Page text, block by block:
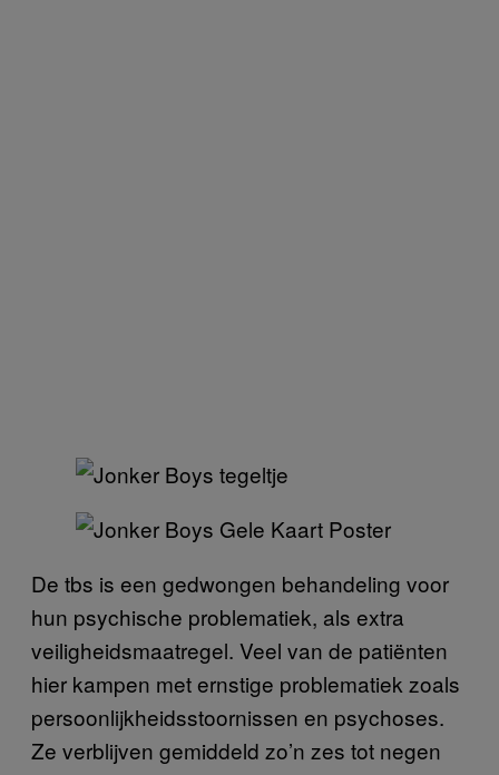
De tbs is een gedwongen behandeling voor
hun psychische problematiek, als extra
veiligheidsmaatregel. Veel van de patiënten
hier kampen met ernstige problematiek zoals
persoonlijkheidsstoornissen en psychoses.
Ze verblijven gemiddeld zo’n zes tot negen